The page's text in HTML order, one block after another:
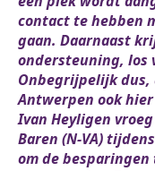
contact te hebben
gaan. Daarnaast
ondersteuning, los
Onbegrijpelijk dus,
Antwerpen ook
Ivan Heyligen
Baren (N-VA)
om de